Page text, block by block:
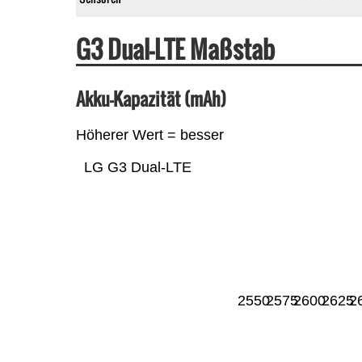
G3 Dual-LTE Maßstab
Akku-Kapazität (mAh)
Höherer Wert = besser
LG G3 Dual-LTE
2550257526002625